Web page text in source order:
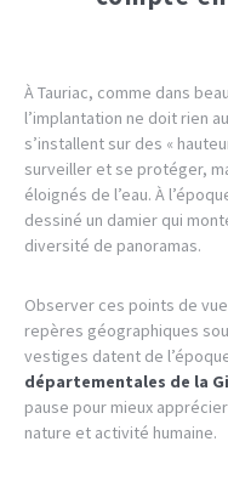
À Tauriac, comme dans
l’implantation ne doit rien
s’installent sur des «
surveiller et se protéger,
éloignés de l’eau. À
dessiné un damier qui
diversité de panoramas.
Observer ces points de
repères géographiques
vestiges datent de
départementales de la
pause pour mieux
nature et activité humaine.